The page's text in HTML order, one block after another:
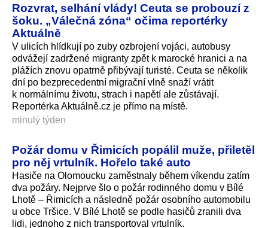
Rozvrat, selhání vlády! Ceuta se probouzí z
šoku. „Válečná zóna“ očima reportérky
Aktuálně
V ulicích hlídkují po zuby ozbrojení vojáci, autobusy
odvážejí zadržené migranty zpět k marocké hranici a na
plážích znovu opatrně přibývají turisté. Ceuta se několik
dní po bezprecedentní migrační vlně snaží vrátit
k normálnímu životu, strach i napětí ale zůstávají.
Reportérka Aktuálně.cz je přímo na místě.
minulý týden
Požár domu v Řimicích popálil muže, přiletěl
pro něj vrtulník. Hořelo také auto
Hasiče na Olomoucku zaměstnaly během víkendu zatím
dva požáry. Nejprve šlo o požár rodinného domu v Bílé
Lhotě – Řimicích a následně požár osobního automobilu
u obce Tršice. V Bílé Lhotě se podle hasičů zranili dva
lidi, jednoho z nich transportoval vrtulník.